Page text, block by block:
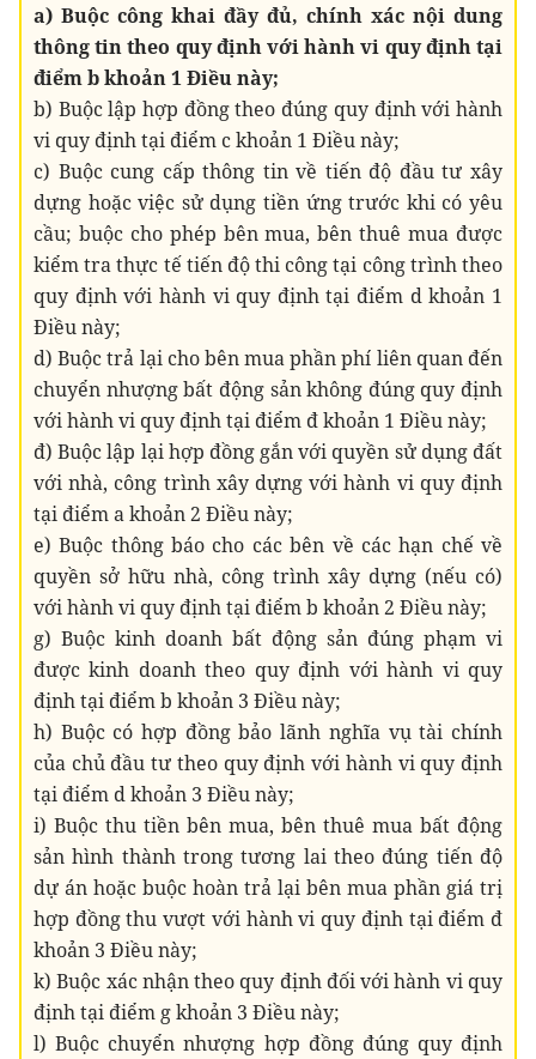
a) Buộc công khai đầy đủ, chính xác nội dung
thông tin theo quy định với hành vi quy định tại
điểm b khoản 1 Điều này;
b) Buộc lập hợp đồng theo đúng quy định với hành
vi quy định tại điểm c khoản 1 Điều này;
c) Buộc cung cấp thông tin về tiến độ đầu tư xây
dựng hoặc việc sử dụng tiền ứng trước khi có yêu
cầu; buộc cho phép bên mua, bên thuê mua được
kiểm tra thực tế tiến độ thi công tại công trình theo
quy định với hành vi quy định tại điểm d khoản 1
Điều này;
d) Buộc trả lại cho bên mua phần phí liên quan đến
chuyển nhượng bất động sản không đúng quy định
với hành vi quy định tại điểm đ khoản 1 Điều này;
đ) Buộc lập lại hợp đồng gắn với quyền sử dụng đất
với nhà, công trình xây dựng với hành vi quy định
tại điểm a khoản 2 Điều này;
e) Buộc thông báo cho các bên về các hạn chế về
quyền sở hữu nhà, công trình xây dựng (nếu có)
với hành vi quy định tại điểm b khoản 2 Điều này;
g) Buộc kinh doanh bất động sản đúng phạm vi
được kinh doanh theo quy định với hành vi quy
định tại điểm b khoản 3 Điều này;
h) Buộc có hợp đồng bảo lãnh nghĩa vụ tài chính
của chủ đầu tư theo quy định với hành vi quy định
tại điểm d khoản 3 Điều này;
i) Buộc thu tiền bên mua, bên thuê mua bất động
sản hình thành trong tương lai theo đúng tiến độ
dự án hoặc buộc hoàn trả lại bên mua phần giá trị
hợp đồng thu vượt với hành vi quy định tại điểm đ
khoản 3 Điều này;
k) Buộc xác nhận theo quy định đối với hành vi quy
định tại điểm g khoản 3 Điều này;
l) Buộc chuyển nhượng hợp đồng đúng quy định